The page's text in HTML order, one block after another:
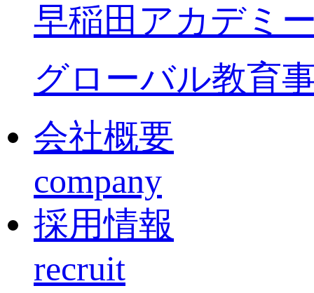
早稲田アカデミ
グローバル教育
会社概要
company
採用情報
recruit